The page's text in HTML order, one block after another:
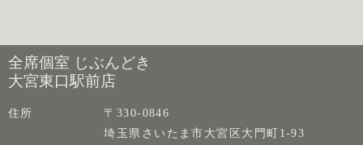
全席個室 じぶんどき
大宮東口駅前店
住所
〒330-0846
埼玉県さいたま市大宮区大門町1-93